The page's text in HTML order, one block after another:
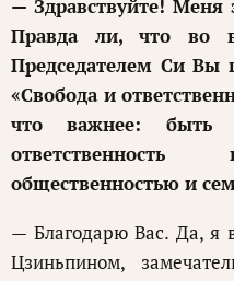
— Здравствуйте! Меня
Правда ли, что во
Председателем Си Вы
«Свобода и
что важнее: быть
ответственность
общественностью и
— Благодарю Вас. Да, я
Цзиньпином,